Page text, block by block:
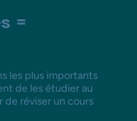
=
les plus importants
de les étudier au
de réviser un cours